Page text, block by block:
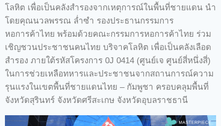
โลหิต เพื่อเป็นคลังสำรองจากเหตุการณ์ในพื้นที่ชายแดน นำ
โดยคุณนวลพรรณ ล่ำซำ รองประธานกรรมการ
หอการค้าไทย พร้อมด้วยคณะกรรมการหอการค้าไทย ร่วม
เชิญชวนประชาชนคนไทย บริจาคโลหิต เพื่อเป็นคลังเลือด
สำรอง ภายใต้รหัสโครงการ 0J 0414 (ศูนย์เจ ศูนย์สี่หนึ่งสี่)
ในการช่วยเหลือทหารและประชาชนจากสถานการณ์ความ
รุนแรงในเขตพื้นที่ชายแดนไทย – กัมพูชา ครอบคลุมพื้นที่
จังหวัดสุรินทร์ จังหวัดศรีสะเกษ จังหวัดอุบลราชธานี